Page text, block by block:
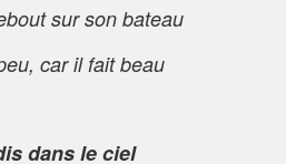
sur son bateau
car il fait beau
dans le ciel